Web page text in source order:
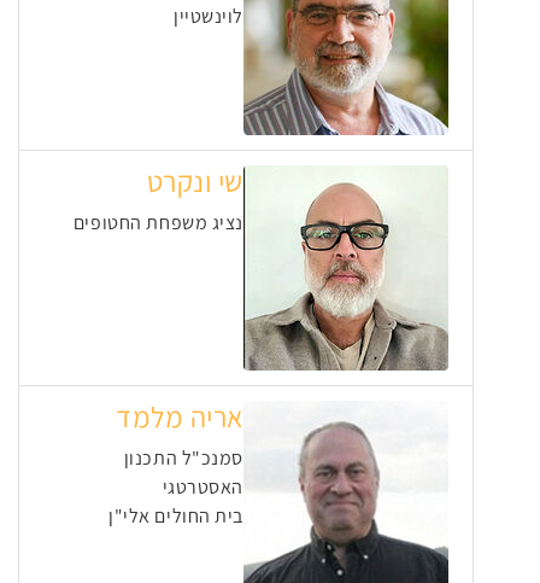
לוינשטיין
שי ונקרט
נציג משפחת החטופים
אריה מלמד
סמנכ"ל התכנון
האסטרטגי
בית החולים אלי"ן